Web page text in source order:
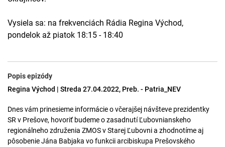
Vysiela sa: na frekvenciách Rádia Regina Východ,
pondelok až piatok 18:15 - 18:40
Popis epizódy
Regina Východ | Streda 27.04.2022, Preb. - Patria_NEV
Dnes vám prinesieme informácie o včerajšej návšteve prezidentky
SR v Prešove, hovoriť budeme o zasadnutí Ľubovnianskeho
regionálneho združenia ZMOS v Starej Ľubovni a zhodnotíme aj
pôsobenie Jána Babjaka vo funkcii arcibiskupa Prešovského